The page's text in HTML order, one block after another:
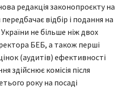
редакція законопроєкту на
відбір і подання на
не більше ніж двох
БЕБ, а також перші
(аудитів) ефективності
здійснює комісія після
року на посаді